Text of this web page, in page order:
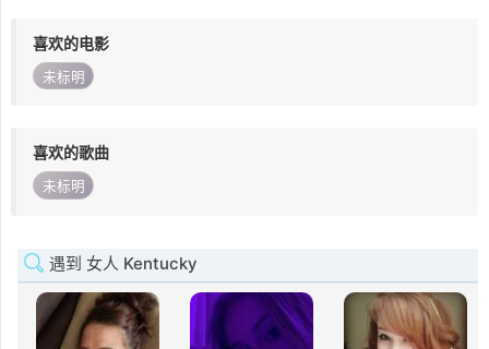
喜欢的电影
未标明
喜欢的歌曲
未标明
遇到 女人 Kentucky